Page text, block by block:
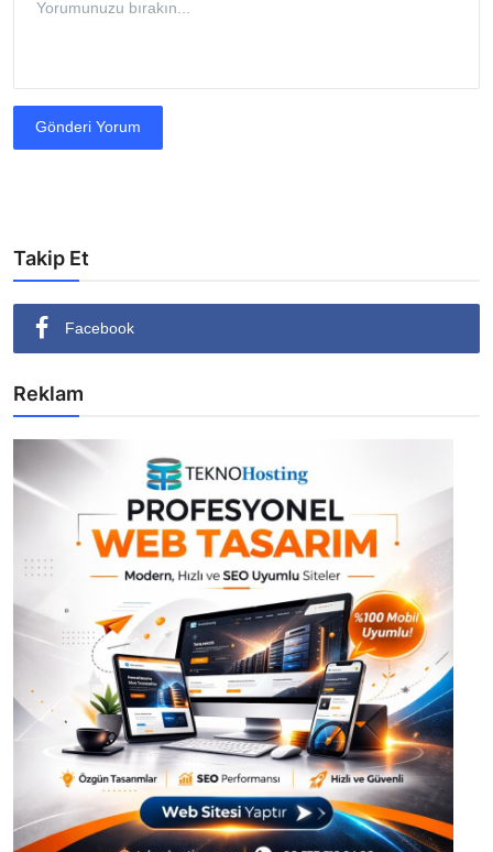
Gönderi Yorum
Takip Et
Facebook
Reklam